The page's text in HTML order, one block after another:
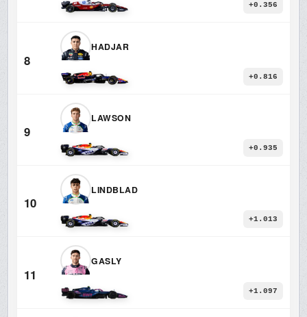
+0.356
8
HADJAR
+0.816
9
LAWSON
+0.935
10
LINDBLAD
+1.013
11
GASLY
+1.097